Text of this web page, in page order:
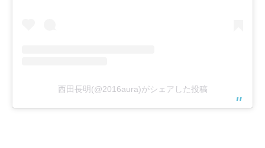
西田長明(@2016aura)がシェアした投稿